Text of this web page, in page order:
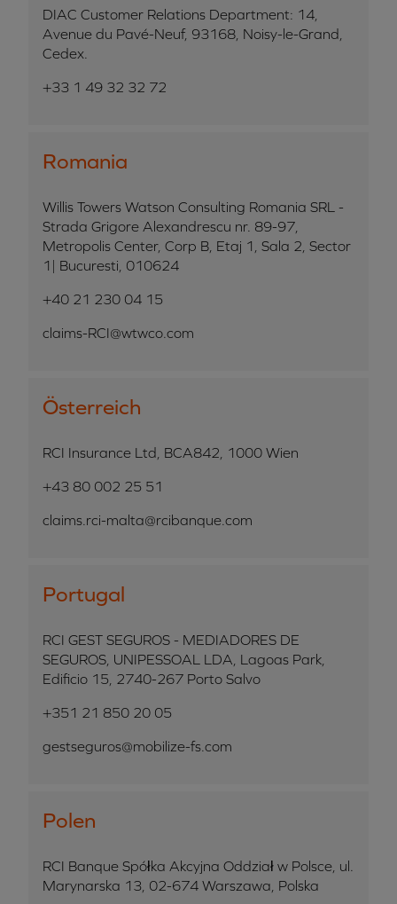
DIAC Customer Relations Department: 14,
Avenue du Pavé-Neuf, 93168, Noisy-le-Grand,
Cedex.
+33 1 49 32 32 72
Romania
Willis Towers Watson Consulting Romania SRL -
Strada Grigore Alexandrescu nr. 89-97,
Metropolis Center, Corp B, Etaj 1, Sala 2, Sector
1| Bucuresti, 010624
+40 21 230 04 15
claims-RCI@wtwco.com
Österreich
RCI Insurance Ltd, BCA842, 1000 Wien
+43 80 002 25 51
claims.rci-malta@rcibanque.com
Portugal
RCI GEST SEGUROS - MEDIADORES DE
SEGUROS, UNIPESSOAL LDA, Lagoas Park,
Edificio 15, 2740-267 Porto Salvo
+351 21 850 20 05
gestseguros@mobilize-fs.com
Polen
RCI Banque Spółka Akcyjna Oddział w Polsce, ul.
Marynarska 13, 02-674 Warszawa, Polska